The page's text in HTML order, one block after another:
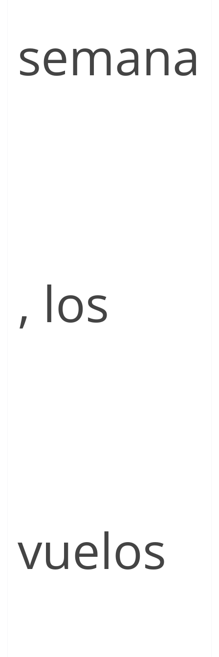
semana
, los
vuelos